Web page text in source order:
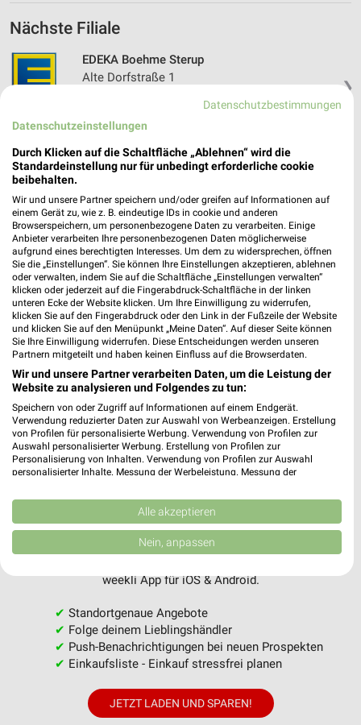
Nächste Filiale
❯
EDEKA Boehme Sterup
Alte Dorfstraße 1
Heute 07:00 - 16:00 Uhr |
344,62 km • Angebote: 1 Prospekt
Angebote-Kalender für EDEKA in
Langballig und Umgebung
Aug.
03Mo 04Di 05Mi 06 Do 07 Fr
EDEKA - Angebote ab 03.08.
EDEKA - Angebote ab 03.08.
MEHR PROSPEKTE
weekli - Prospekte & Angebote App
weekli App für iOS & Android.
✔ Standortgenaue Angebote
✔ Folge deinem Lieblingshändler
✔ Push-Benachrichtigungen bei neuen Prospekten
✔ Einkaufsliste - Einkauf stressfrei planen
JETZT LADEN UND SPAREN!
Datenschutzbestimmungen
Datenschutzeinstellungen
Durch Klicken auf die Schaltfläche „Ablehnen“ wird die
Standardeinstellung nur für unbedingt erforderliche cookie
beibehalten.
Wir und unsere Partner speichern und/oder greifen auf Informationen auf
einem Gerät zu, wie z. B. eindeutige IDs in cookie und anderen
Browserspeichern, um personenbezogene Daten zu verarbeiten. Einige
Anbieter verarbeiten Ihre personenbezogenen Daten möglicherweise
aufgrund eines berechtigten Interesses. Um dem zu widersprechen, öffnen
Sie die „Einstellungen“. Sie können Ihre Einstellungen akzeptieren, ablehnen
oder verwalten, indem Sie auf die Schaltfläche „Einstellungen verwalten“
klicken oder jederzeit auf die Fingerabdruck-Schaltfläche in der linken
unteren Ecke der Website klicken. Um Ihre Einwilligung zu widerrufen,
klicken Sie auf den Fingerabdruck oder den Link in der Fußzeile der Website
und klicken Sie auf den Menüpunkt „Meine Daten“. Auf dieser Seite können
Sie Ihre Einwilligung widerrufen. Diese Entscheidungen werden unseren
Partnern mitgeteilt und haben keinen Einfluss auf die Browserdaten.
Wir und unsere Partner verarbeiten Daten, um die Leistung der
Website zu analysieren und Folgendes zu tun:
Speichern von oder Zugriff auf Informationen auf einem Endgerät.
Verwendung reduzierter Daten zur Auswahl von Werbeanzeigen. Erstellung
von Profilen für personalisierte Werbung. Verwendung von Profilen zur
Auswahl personalisierter Werbung. Erstellung von Profilen zur
Personalisierung von Inhalten. Verwendung von Profilen zur Auswahl
personalisierter Inhalte. Messung der Werbeleistung. Messung der
Kombinationen von Daten aus verschiedenen Quellen. Entwicklung und
Verbesserung der Angebote. Verwendung reduzierter Daten zur Auswahl
von Inhalten.
Daten können außerhalb der Europäischen Union weitergegeben und in die
USA gesendet werden.
Website/App.
Wir nutzen Ihre Daten für folgende Zwecke:
IAB-Verarbeitungszwecke:
Speichern von oder Zugriff auf Informationen
Verwendung reduzierter Daten zur Auswahl von
Alle akzeptieren
Nein, anpassen